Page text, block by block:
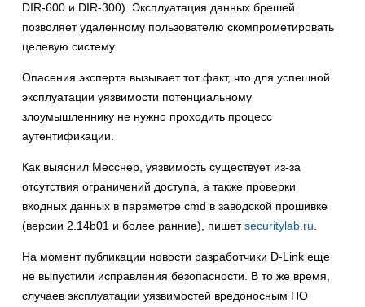
DIR-600 и DIR-300). Эксплуатация данных брешей
позволяет удаленному пользователю скомпрометировать
целевую систему.
Опасения эксперта вызывает тот факт, что для успешной
эксплуатации уязвимости потенциальному
злоумышленнику не нужно проходить процесс
аутентификации.
Как выяснил Месснер, уязвимость существует из-за
отсутствия ограничений доступа, а также проверки
входных данных в параметре cmd в заводской прошивке
(версии 2.14b01 и более ранние), пишетsecuritylab.ru
На момент публикации новости разработчики D-Link еще
не выпустили исправления безопасности. В то же время,
случаев эксплуатации уязвимостей вредоносным ПО